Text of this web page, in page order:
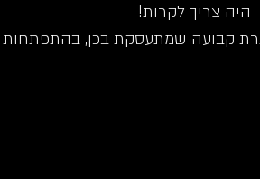
היה צריך לקרות!
קבועה שמתעסקת בכן, בהתפתחות